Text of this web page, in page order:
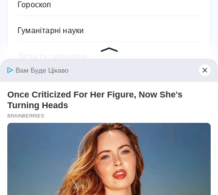
Гороскоп
Гуманітарні науки
Діти
Домашнє господарство
Домашні улюбленці
Домашній затишок